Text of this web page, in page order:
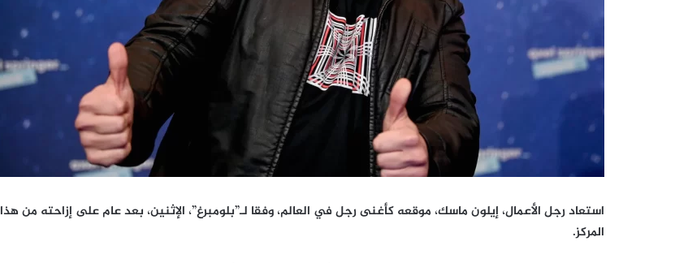
استعاد رجل الأعمال، إيلون ماسك، موقعه كأغنى رجل في العالم، وفقا لـ”بلومبرغ”، الإثنين، بعد عام على إزاحته من هذا
المركز.